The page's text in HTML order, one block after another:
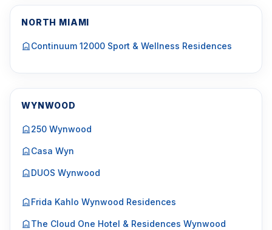
NORTH MIAMI
Continuum 12000 Sport & Wellness Residences
WYNWOOD
250 Wynwood
Casa Wyn
DUOS Wynwood
Frida Kahlo Wynwood Residences
The Cloud One Hotel & Residences Wynwood